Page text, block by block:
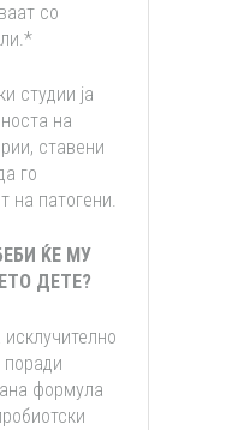
со
студии ја
на
ставени
го
на патогени.
ЌЕ МУ
ДЕТЕ?
формула